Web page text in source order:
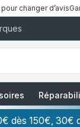
changer d’avis
dès 150€, 30€